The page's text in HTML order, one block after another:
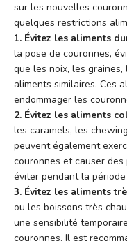
sur les nouvelles
quelques restrictions
1. Évitez les aliments
la pose de couronnes,
que les noix, les
aliments similaires. Ces
endommager les
2. Évitez les aliments
les caramels, les
peuvent également
couronnes et causer
éviter pendant la
3. Évitez les aliments
ou les boissons très
une sensibilité
couronnes. Il est